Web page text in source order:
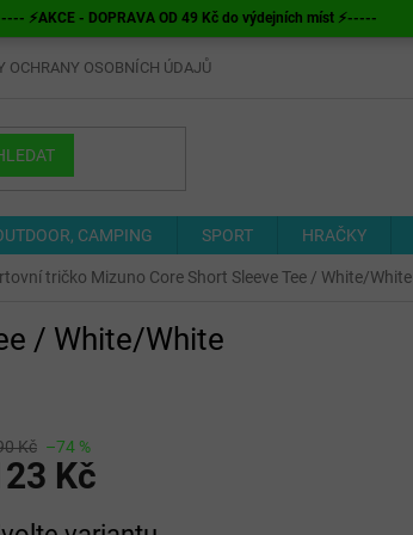
⚡AKCE - DOPRAVA OD 49 Kč do výdejních míst ⚡-----
OCHRANY OSOBNÍCH ÚDAJŮ
CAMPING SPORT HRAČKY
tričko Mizuno Core Short Sleeve Tee / White/White
/ White/White
Kč –74 %
Kč